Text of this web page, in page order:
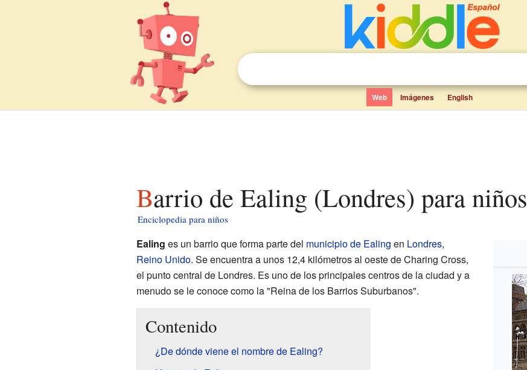
Web Imágenes English
Barrio de Ealing (Londres) para niños
Enciclopedia para niños
Ealing es un barrio que forma parte del municipio de Ealing en Londres,
Reino Unido. Se encuentra a unos 12,4 kilómetros al oeste de Charing Cross,
el punto central de Londres. Es uno de los principales centros de la ciudad y a
menudo se le conoce como la "Reina de los Barrios Suburbanos".
Contenido
¿De dónde viene el nombre de Ealing?